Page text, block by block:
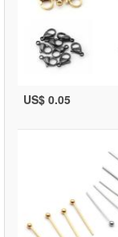
US$ 0.05